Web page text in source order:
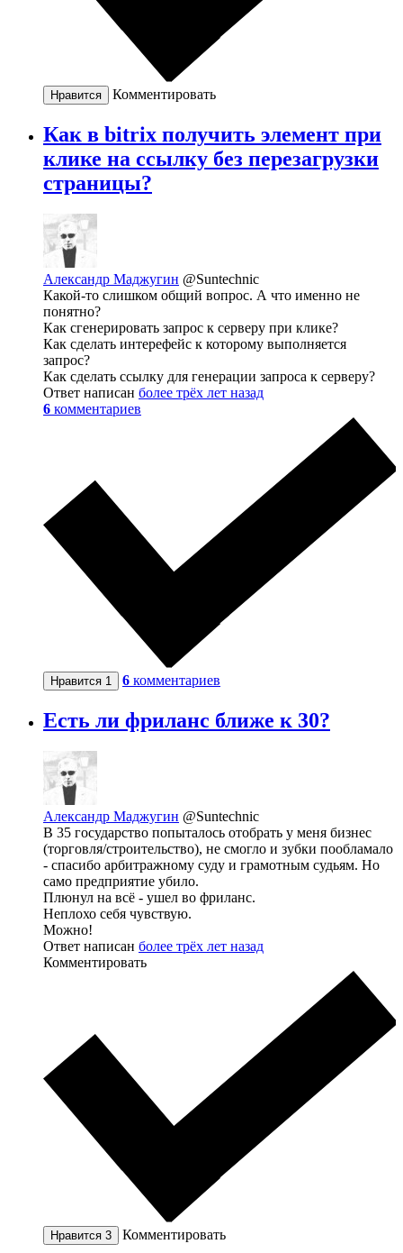
Нравится Комментировать
Как в bitrix получить элемент при
клике на ссылку без перезагрузки
страницы?
Александр Маджугин @Suntechnic
Какой-то слишком общий вопрос. А что именно не
понятно?
Как сгенерировать запрос к серверу при клике?
Как сделать интерефейс к которому выполняется
запрос?
Как сделать ссылку для генерации запроса к серверу?
Ответ написан более трёх лет назад
6 комментариев
Нравится 1 6 комментариев
Есть ли фриланс ближе к 30?
Александр Маджугин @Suntechnic
В 35 государство попыталось отобрать у меня бизнес
(торговля/строительство), не смогло и зубки пообламало
- спасибо арбитражному суду и грамотным судьям. Но
само предприятие убило.
Плюнул на всё - ушел во фриланс.
Неплохо себя чувствую.
Можно!
Ответ написан более трёх лет назад
Комментировать
Нравится 3 Комментировать